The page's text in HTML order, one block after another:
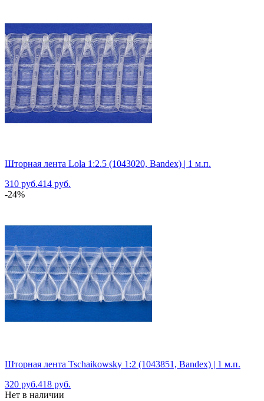
Шторная лента Lola 1:2.5 (1043020, Bandex) | 1 м.п.
310 руб.414 руб.
-24%
Шторная лента Tschaikowsky 1:2 (1043851, Bandex) | 1 м.п.
320 руб.418 руб.
Нет в наличии